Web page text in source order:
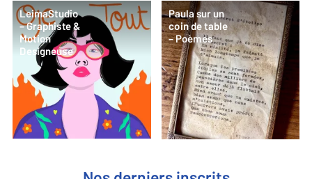
LeimaStudio
– Graphiste &
Motion
Designeuse
Paula sur un
coin de table
– Poèmes